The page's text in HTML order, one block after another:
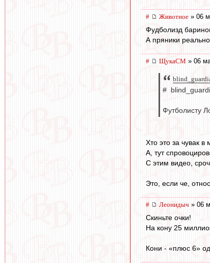
# Животное » 06
Фудболизд
А пряники
# ЩукаСМ » 06
#
Футболисту
Хто это за чувак
А, тут
С этим видео,
Это, если че,
# Леонидыч » 06
Скиньте очки!
На кону 25
Кони - «плюс 6»